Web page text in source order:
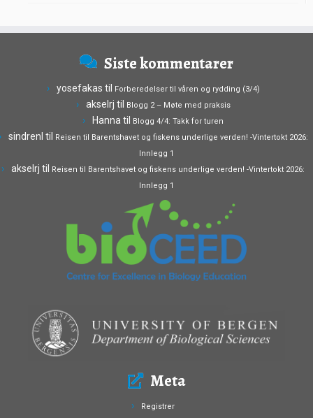
Siste kommentarer
yosefakas til Forberedelser til våren og rydding (3/4)
akselrj til Blogg 2 – Møte med praksis
Hanna til Blogg 4/4: Takk for turen
sindrenl til Reisen til Barentshavet og fiskens underlige verden! -Vintertokt 2026:
Innlegg 1
akselrj til Reisen til Barentshavet og fiskens underlige verden! -Vintertokt 2026:
Innlegg 1
Meta
Registrer